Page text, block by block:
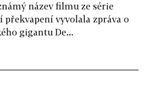
název filmu ze série
překvapení vyvolala zpráva o
gigantu De...